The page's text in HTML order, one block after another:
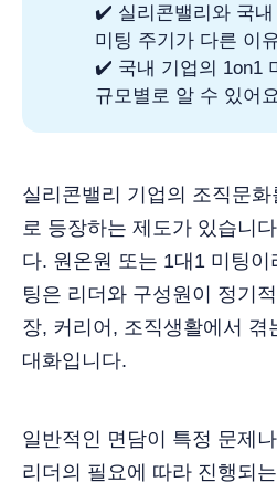
✔️ 실리콘밸리와 국내
미팅 주기가 다른 이
✔️ 국내 기업의 1on1
규모별로 알 수 있어
실리콘밸리 기업의 조직문
로 등장하는 제도가 있습니
다. 원온원 또는 1대1 미팅이
팅은 리더와 구성원이 정기
장, 커리어, 조직생활에서 겪
대화입니다.
일반적인 면담이 특정 문제
리더의 필요에 따라 진행되